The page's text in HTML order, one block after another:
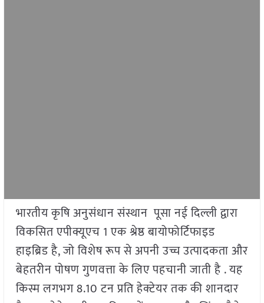
भारतीय कृषि अनुसंधान संस्थान पूसा नई दिल्ली द्वारा
विकसित एपीक्यूएच 1 एक श्रेष्ठ बायोफोर्टिफाइड
हाइब्रिड है, जो विशेष रूप से अपनी उच्च उत्पादकता और
बेहतरीन पोषण गुणवत्ता के लिए पहचानी जाती है . यह
किस्म लगभग 8.10 टन प्रति हेक्टेयर तक की शानदार